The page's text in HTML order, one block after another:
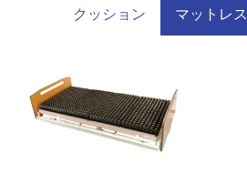
クッション マットレス